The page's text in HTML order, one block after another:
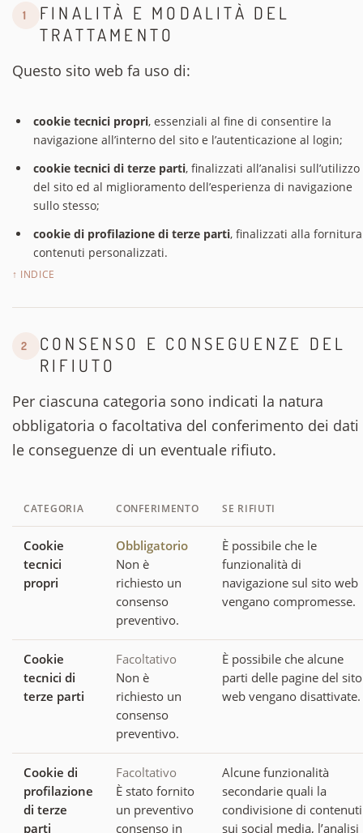
1
FINALITÀ E MODALITÀ DEL
TRATTAMENTO
Questo sito web fa uso di:
cookie tecnici propri, essenziali al fine di consentire la
navigazione all’interno del sito e l’autenticazione al login;
cookie tecnici di terze parti, finalizzati all’analisi sull’utilizzo
del sito ed al miglioramento dell’esperienza di navigazione
sullo stesso;
cookie di profilazione di terze parti, finalizzati alla
contenuti personalizzati.
↑ INDICE
2
CONSENSO E CONSEGUENZE DEL
RIFIUTO
Per ciascuna categoria sono indicati la natura
obbligatoria o facoltativa del conferimento dei dati
le conseguenze di un eventuale rifiuto.
CATEGORIA CONFERIMENTO SE RIFIUTI
Cookie
tecnici
propri
Obbligatorio
Non è
richiesto un
consenso
preventivo.
È possibile che le
funzionalità di
navigazione sul sito web
vengano compromesse.
Cookie
tecnici di
terze parti
Facoltativo
Non è
richiesto un
consenso
preventivo.
È possibile che alcune
parti delle pagine del sito
web vengano disattivate.
Cookie di
profilazione
di terze
parti
Facoltativo
È stato fornito
un preventivo
consenso in
Alcune funzionalità
secondarie quali la
condivisione di contenuti
sui social media, l’analisi